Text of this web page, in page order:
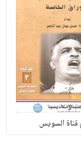
قناة السويس